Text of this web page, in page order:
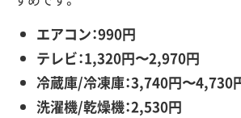
エアコン：990円
テレビ：1,320円〜2,970円
冷蔵庫/冷凍庫：3,740円〜4,730
洗濯機/乾燥機：2,530円